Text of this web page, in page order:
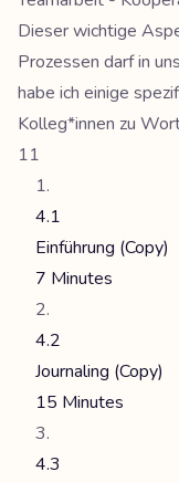
Dieser wichtige
Prozessen darf in
habe ich einige
Kolleg*innen zu
11
4.1
Einführung (Copy)
7 Minutes
4.2
Journaling (Copy)
15 Minutes
4.3